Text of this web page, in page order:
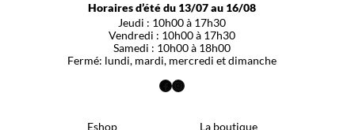
Horaires d’été du 13/07 au 16/08
Jeudi : 10h00 à 17h30
Vendredi : 10h00 à 17h30
Samedi : 10h00 à 18h00
Fermé: lundi, mardi, mercredi et dimanche
Facebook
Instagram
Eshop
La boutique